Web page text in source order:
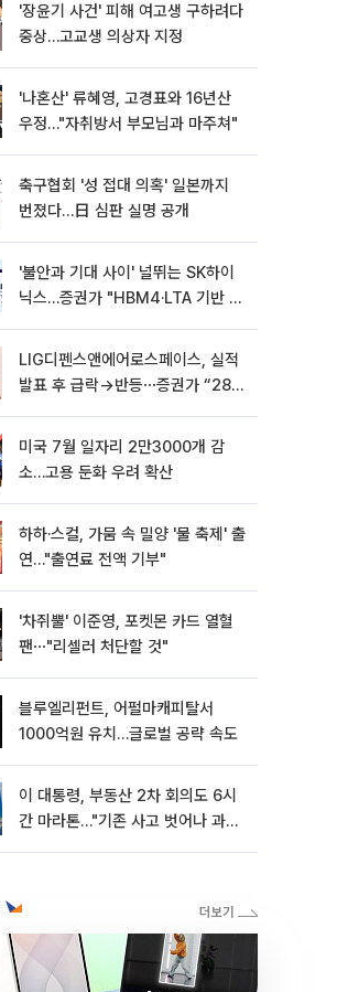
'장윤기 사건' 피해 여고생 구하려다
중상…고교생 의상자 지정
'나혼산' 류혜영, 고경표와 16년산
우정…"자취방서 부모님과 마주쳐"
축구협회 '성 접대 의혹' 일본까지
번졌다…日 심판 실명 공개
'불안과 기대 사이' 널뛰는 SK하이
닉스…증권가 "HBM4·LTA 기반 펀
LIG디펜스앤에어로스페이스, 실적
발표 후 급락→반등⋯증권가 “28년
미국 7월 일자리 2만3000개 감
소…고용 둔화 우려 확산
하하·스컬, 가뭄 속 밀양 '물 축제' 출
연…"출연료 전액 기부"
'차쥐뿔' 이준영, 포켓몬 카드 열혈
팬⋯"리셀러 처단할 것"
블루엘리펀트, 어펄마캐피탈서
1000억원 유치…글로벌 공략 속도
이 대통령, 부동산 2차 회의도 6시
간 마라톤…"기존 사고 벗어나 과감